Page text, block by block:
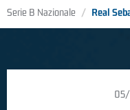
Serie B Nazionale Real